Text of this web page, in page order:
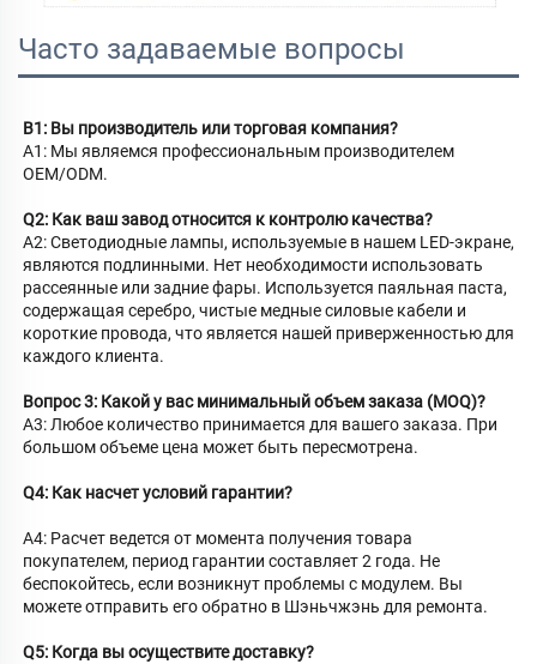
Часто задаваемые вопросы
В1: Вы производитель или торговая компания?
A1: Мы являемся профессиональным производителем
OEM/ODM.
Q2: Как ваш завод относится к контролю качества?
A2: Светодиодные лампы, используемые в нашем LED-экране,
являются подлинными. Нет необходимости использовать
рассеянные или задние фары. Используется паяльная паста,
содержащая серебро, чистые медные силовые кабели и
короткие провода, что является нашей приверженностью для
каждого клиента.
Вопрос 3: Какой у вас минимальный объем заказа (MOQ)?
A3: Любое количество принимается для вашего заказа. При
большом объеме цена может быть пересмотрена.
Q4: Как насчет условий гарантии?
A4: Расчет ведется от момента получения товара
покупателем, период гарантии составляет 2 года. Не
беспокойтесь, если возникнут проблемы с модулем. Вы
можете отправить его обратно в Шэньчжэнь для ремонта.
Q5: Когда вы осуществите доставку?